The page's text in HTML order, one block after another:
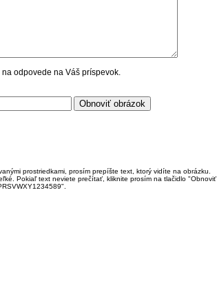
odpovede na Váš príspevok.
prostriedkami, prosím prepíšte text, ktorý vidíte na obrázku.
Pokiaľ text neviete prečítať, kliknite prosím na tlačidlo "Obnoviť